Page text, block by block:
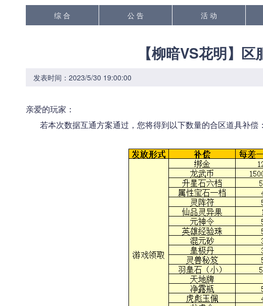
综 合 公 告 活 动
【柳暗VS花明】
发表时间：2023/5/30 19:00:00
亲爱的玩家：
若本次数据互通方案通过，您将得到以下数量的合区道具补偿：